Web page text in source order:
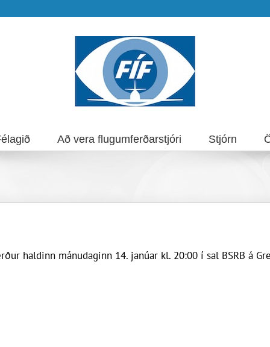
Að vera flugumferðarstjóri Stjórn
haldinn mánudaginn 14. janúar kl. 20:00 í sal BSRB á